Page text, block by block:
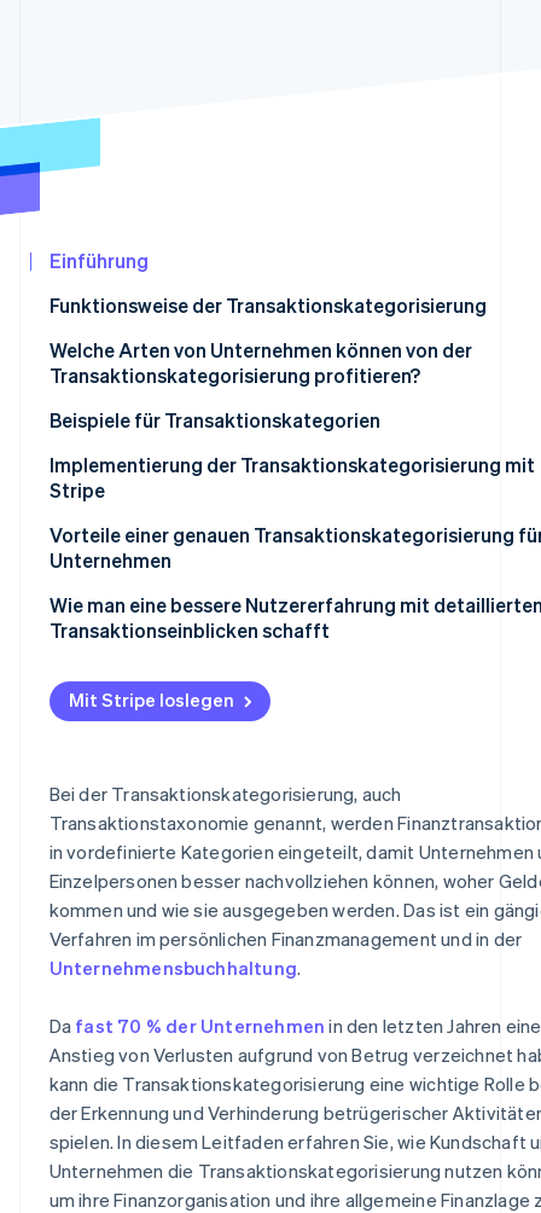
CO₂-Entnahme
Identity
Erfahren Sie, wie Stripe Lösungen für die
Jetzt ansehen
Einführung
Funktionsweise der Transaktionskategorisierung
Welche Arten von Unternehmen können von der
Transaktionskategorisierung profitieren?
Beispiele für Transaktionskategorien
Kategorien für persönliche Finanzen
Kategorien für Unternehmensfinanzen
Implementierung der Transaktionskategorisierung mit
Stripe
Kategorien definieren
Kategorisierte Daten analysieren
Vorteile einer genauen Transaktionskategorisierung
Unternehmen
Finanzielle Transparenz
Strategische Entscheidungen
Betrugserkennung und -prävention
Wie man eine bessere Nutzererfahrung mit
Transaktionseinblicken schafft
Mit Stripe loslegen
Bei der Transaktionskategorisierung, auch
Transaktionstaxonomie genannt, werden
in vordefinierte Kategorien eingeteilt, damit Unternehmen
Einzelpersonen besser nachvollziehen können, woher
kommen und wie sie ausgegeben werden. Das ist ein
Verfahren im persönlichen Finanzmanagement und in der
Unternehmensbuchhaltung.
Da fast 70 % der Unternehmen in den letzten Jahren
Anstieg von Verlusten aufgrund von Betrug verzeichnet
kann die Transaktionskategorisierung eine wichtige Rolle
der Erkennung und Verhinderung betrügerischer
spielen. In diesem Leitfaden erfahren Sie, wie Kundschaft
Unternehmen die Transaktionskategorisierung nutzen
um ihre Finanzorganisation und ihre allgemeine Finanzlage